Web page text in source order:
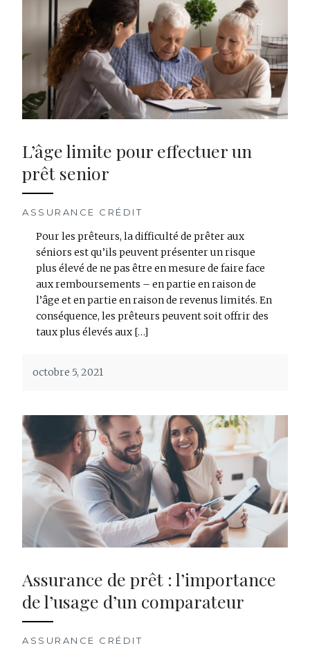
L’âge limite pour effectuer un
prêt senior
ASSURANCE CRÉDIT
Pour les prêteurs, la difficulté de prêter aux
séniors est qu’ils peuvent présenter un risque
plus élevé de ne pas être en mesure de faire face
aux remboursements – en partie en raison de
l’âge et en partie en raison de revenus limités. En
conséquence, les prêteurs peuvent soit offrir des
taux plus élevés aux […]
octobre 5, 2021
Assurance de prêt : l’importance
de l’usage d’un comparateur
ASSURANCE CRÉDIT